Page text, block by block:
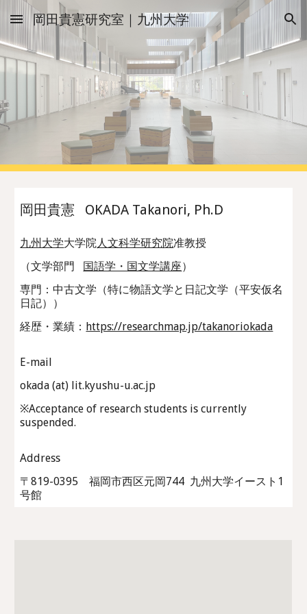
Skip to main content Skip to navigation
岡田貴憲研究室｜九州大学
岡田貴憲 OKADA Takanori, Ph.D
九州大学大学院人文科学研究院准教授
（文学部門 国語学・国文学講座）
専門：中古文学（特に物語文学と日記文学（平安仮名
日記））
経歴・業績 ： https://researchmap.jp/takanoriokada
E-mail
okada (at) lit.kyushu-u.ac.jp
※Acceptance of research students is currently
suspended.
Address
〒819-0395 福岡市西区元岡744 九州大学イースト1
号館